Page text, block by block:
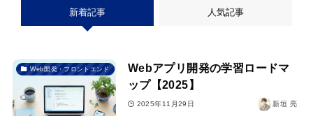
新着記事 人気記事
Web開発・フロントエンド
Webアプリ開発の学習ロードマ
ップ【2025】
2025年11月29日 新垣 亮